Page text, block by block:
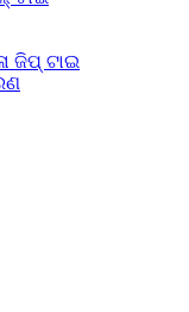
ଜିପ୍ ଟାଇ